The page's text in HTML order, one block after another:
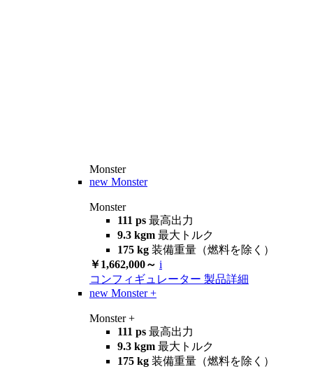
Monster
new Monster
Monster
111 ps 最高出力
9.3 kgm 最大トルク
175 kg 装備重量（燃料を除く）
￥1,662,000～ i
コンフィギュレーター 製品詳細
new Monster +
Monster +
111 ps 最高出力
9.3 kgm 最大トルク
175 kg 装備重量（燃料を除く）